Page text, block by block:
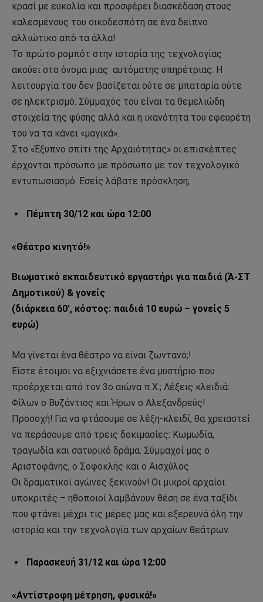
κρασί με ευκολία και προσφέρει διασκέδαση στους
καλεσμένους του οικοδεσπότη σε ένα δείπνο
αλλιώτικο από τα άλλα!
Το πρώτο ρομπότ στην ιστορία της τεχνολογίας
ακούει στο όνομα μιας αυτόματης υπηρέτριας. Η
λειτουργία του δεν βασίζεται ούτε σε μπαταρία ούτε
σε ηλεκτρισμό. Σύμμαχός του είναι τα θεμελιώδη
στοιχεία της φύσης αλλά και η ικανότητα του εφευρέτη
του να τα κάνει «μαγικά».
Στο «Έξυπνο σπίτι της Αρχαιότητας» οι επισκέπτες
έρχονται πρόσωπο με πρόσωπο με τον τεχνολογικό
εντυπωσιασμό. Εσείς λάβατε πρόσκληση;
Πέμπτη 30/12 και ώρα 12:00
«Θέατρο κινητό!»
Βιωματικό εκπαιδευτικό εργαστήρι για παιδιά (Ά-ΣΤ
Δημοτικού) & γονείς
(διάρκεια 60′, κόστος: παιδιά 10 ευρώ – γονείς 5
ευρώ)
Μα γίνεται ένα θέατρο να είναι ζωντανό;!
Είστε έτοιμοι να εξιχνιάσετε ένα μυστήριο που
προέρχεται από τον 3ο αιώνα π.Χ.; Λέξεις κλειδιά:
Φίλων ο Βυζάντιος και Ήρων ο Αλεξανδρεύς!
Προσοχή! Για να φτάσουμε σε λέξη-κλειδί, θα χρειαστεί
να περάσουμε από τρεις δοκιμασίες: Κωμωδία,
τραγωδία και σατυρικό δράμα. Σύμμαχοί μας ο
Αριστοφάνης, ο Σοφοκλής και ο Αισχύλος.
Οι δραματικοί αγώνες ξεκινούν! Οι μικροί αρχαίοι
υποκριτές – ηθοποιοί λαμβάνουν θέση σε ένα ταξίδι
που φτάνει μέχρι τις μέρες μας και εξερευνά όλη την
ιστορία και την τεχνολογία των αρχαίων θεάτρων.
Παρασκευή 31/12 και ώρα 12:00
«Αντίστροφη μέτρηση, φυσικά!»